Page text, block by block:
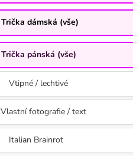
Trička dámská (vše)
Trička pánská (vše)
Vtipné / lechtivé
Vlastní fotografie / text
Italian Brainrot